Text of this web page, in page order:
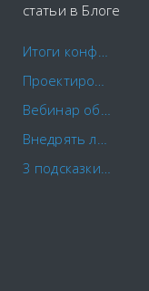
статьи в Блоге
Итоги конференции «Business Automation Day 2018» (BADay 2018)
Проектирование, строительство и эксплуатация аэропортов 2022
Вебинар об интеграции СФЕРЫ Курьер в бизнес-процессы компании
Внедрять ли ERP-систему в вашей компании?
3 подсказки, как избежать проблем при цифровизации рекламного агентства